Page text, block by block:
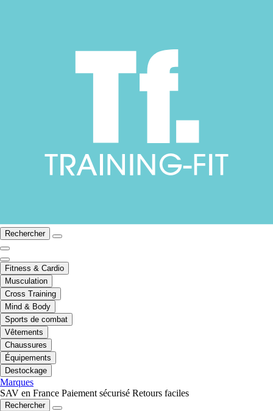
Rechercher
Fitness & Cardio
Musculation
Cross Training
Mind & Body
Sports de combat
Vêtements
Chaussures
Équipements
Destockage
Marques
SAV en France Paiement sécurisé Retours faciles
Rechercher